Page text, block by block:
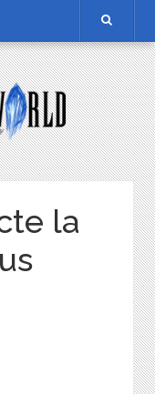
la